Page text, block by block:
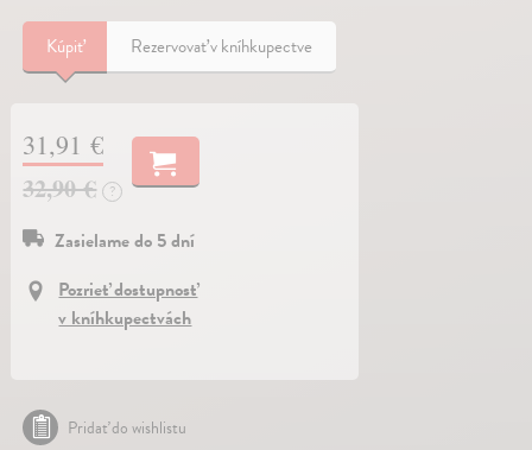
Kúpiť Rezervovať v kníhkupectve
31,91 €
32,90 €
?
Zasielame do 5 dní
Pozrieť dostupnosť
v kníhkupectvách
Pridať do wishlistu